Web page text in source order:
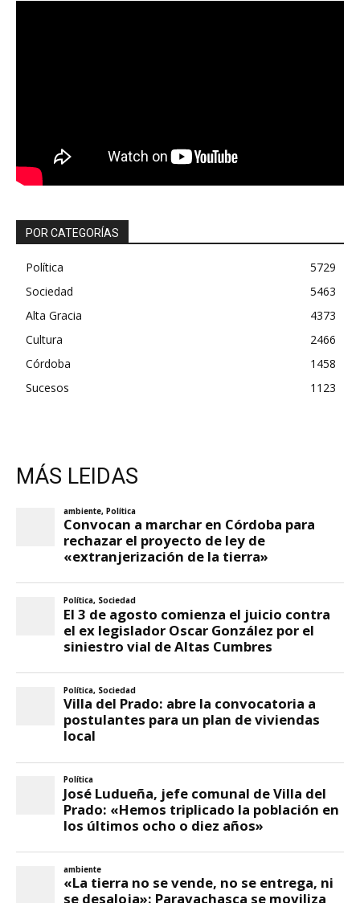
POR CATEGORÍAS
Política
5729
Sociedad
5463
Alta Gracia
4373
Cultura
2466
Córdoba
1458
Sucesos
1123
MÁS LEIDAS